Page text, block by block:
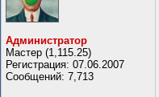
Администратор
Мастер (1,115.25)
Регистрация: 07.06.2007
Сообщений: 7,713